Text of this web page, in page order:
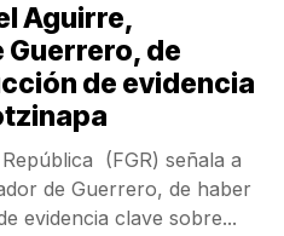
Aguirre,
de
de evidencia
(FGR) señala a
de Guerrero, de haber
evidencia clave sobre...